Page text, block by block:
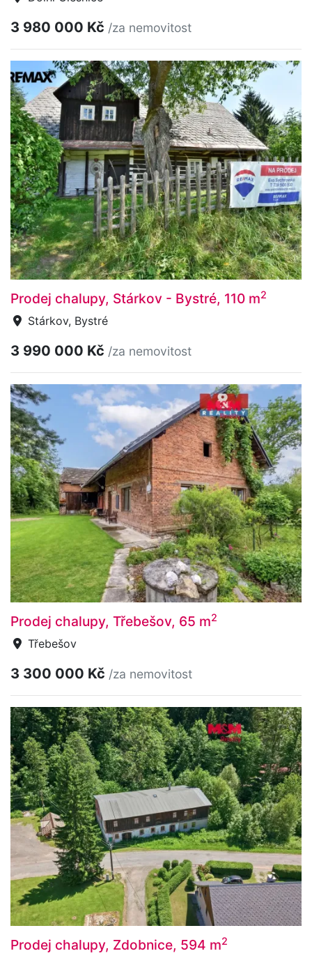
3 980 000 Kč /za nemovitost
Prodej chalupy, Stárkov - Bystré, 110 m2
Stárkov, Bystré
3 990 000 Kč /za nemovitost
Prodej chalupy, Třebešov, 65 m2
Třebešov
3 300 000 Kč /za nemovitost
Prodej chalupy, Zdobnice, 594 m2